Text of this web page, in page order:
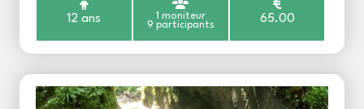
12 ans
1 moniteur
9 participants
65.00